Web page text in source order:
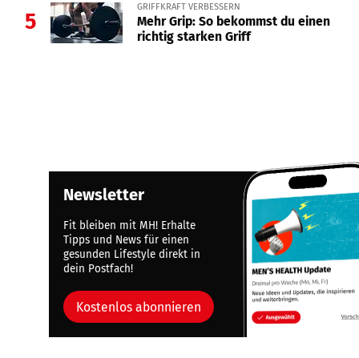
5
GRIFFKRAFT VERBESSERN
Mehr Grip: So bekommst du einen
richtig starken Griff
Newsletter
Fit bleiben mit MH! Erhalte
Tipps und News für einen
gesunden Lifestyle direkt in
dein Postfach!
Kostenlos abonnieren